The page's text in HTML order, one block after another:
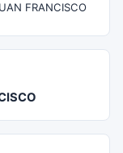
FRANCISCO